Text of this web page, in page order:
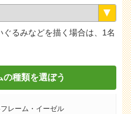
るみなどを描く場合は、1名
の種類を選ぼう
レーム・イーゼル